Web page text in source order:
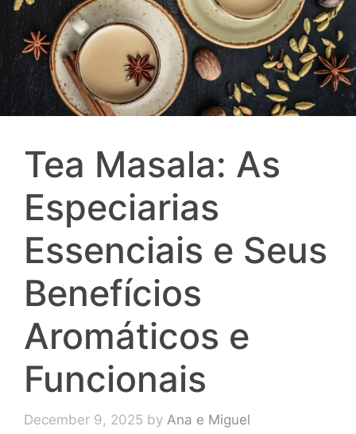
Tea Masala: As
Especiarias
Essenciais e Seus
Benefícios
Aromáticos e
Funcionais
December 9, 2025 by Ana e Miguel